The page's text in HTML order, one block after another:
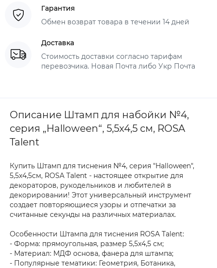
Гарантия
Обмен возврат товара в течении 14 дней
Доставка
Стоимость доставки согласно тарифам
перевозчика. Новая Почта либо Укр Почта
Описание Штамп для набойки №4,
серия „Halloween“, 5,5х4,5 см, ROSA
Talent
Купить Штамп для тиснения №4, серия "Halloween",
5,5х4,5см, ROSA Talent - настоящее открытие для
декораторов, рукодельников и любителей в
декорировании! Этот универсальный инструмент
создает повторяющиеся узоры и отпечатки за
считанные секунды на различных материалах.
Особенности Штампа для тиснения ROSA Talent:
- Форма: прямоугольная, размер 5,5х4,5 см;
- Материал: МДФ основа, фанера для штампа;
- Популярные тематики: Геометрия, Ботаника,